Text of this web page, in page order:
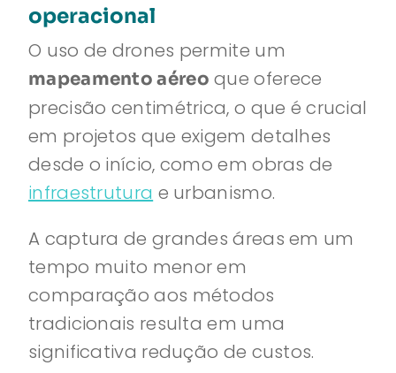
operacional
O uso de drones permite um
mapeamento aéreo que oferece
precisão centimétrica, o que é crucial
em projetos que exigem detalhes
desde o início, como em obras de
infraestrutura e urbanismo.
A captura de grandes áreas em um
tempo muito menor em
comparação aos métodos
tradicionais resulta em uma
significativa redução de custos.